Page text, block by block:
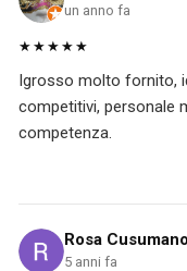
un anno fa
★★★★★
Igrosso molto fornito,
competitivi, personale
competenza.
Rosa Cusumano
5 anni fa